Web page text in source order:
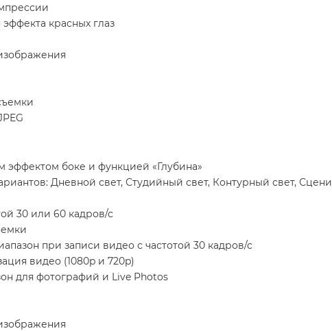
красных глаз
боке и функцией «Глубина»
Дневной свет, Студийный свет, Контурный свет,
30 или 60 кадров/с
при записи видео с частотой 30 кадров/с
видео (1080p и 720p)
для фотографий и Live Photos